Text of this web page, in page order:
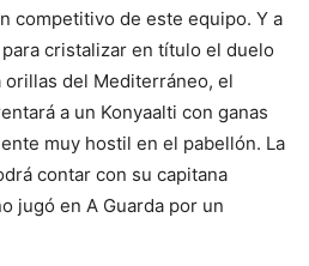
competitivo de este equipo. Y a
cristalizar en título el duelo
orillas del Mediterráneo, el
a un Konyaalti con ganas
muy hostil en el pabellón. La
contar con su capitana
jugó en A Guarda por un